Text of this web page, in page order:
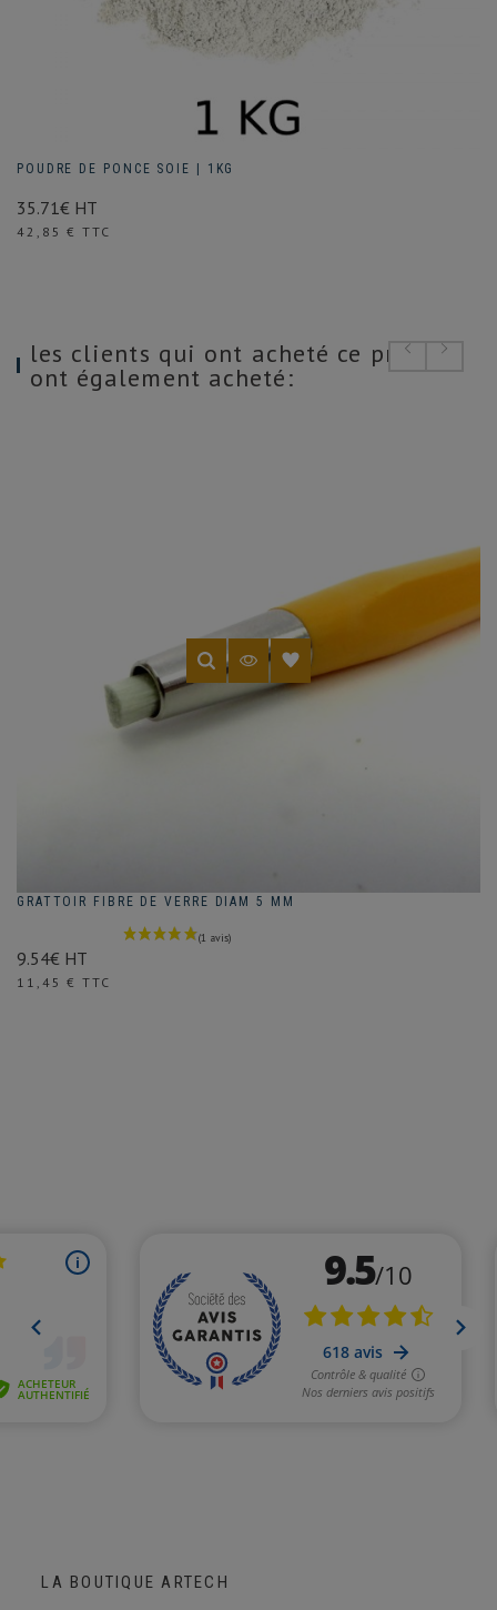
POUDRE DE PONCE SOIE | 1KG
35.71€ HT
Prix
42,85 € TTC
les clients qui ont acheté ce produit
ont également acheté:
GRATTOIR FIBRE DE VERRE DIAM 5 MM
9.54€ HT
Prix
11,45 € TTC
LA BOUTIQUE ARTECH